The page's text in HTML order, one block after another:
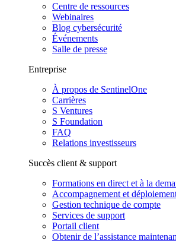
Centre de ressources
Webinaires
Blog cybersécurité
Événements
Salle de presse
Entreprise
À propos de SentinelOne
Carrières
S Ventures
S Foundation
FAQ
Relations investisseurs
Succès client & support
Formations en direct et à la
Accompagnement et
Gestion technique de compte
Services de support
Portail client
Obtenir de l’assistance